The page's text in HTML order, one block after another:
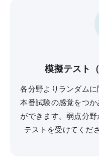
講義スケジュール
資料請求／
デジタルパンフレット
教材発送／
視聴開始スケジュール
模擬テスト
各分野よりランダムに
本番試験の感覚をつ
ができます。弱点分
テストを受けてくだ